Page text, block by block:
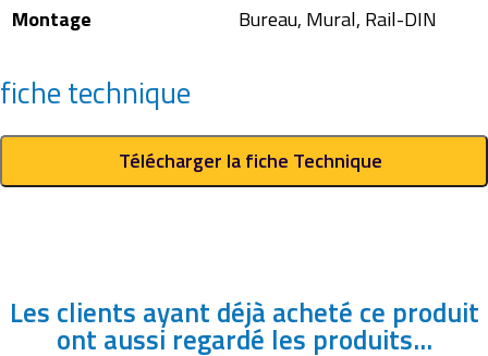
Montage Bureau, Mural, Rail-DIN
fiche technique
Télécharger la fiche Technique
Les clients ayant déjà acheté ce produit
ont aussi regardé les produits...